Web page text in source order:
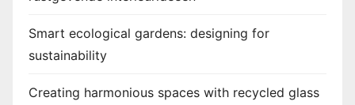
Smart ecological gardens: designing for
sustainability
Creating harmonious spaces with recycled glass